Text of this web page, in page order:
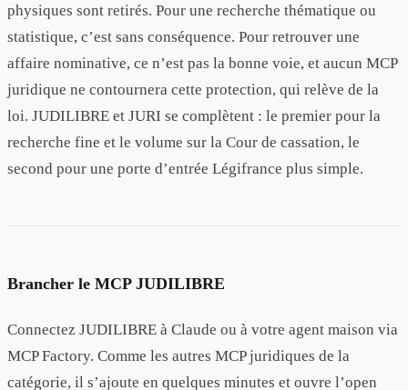
physiques sont retirés. Pour une recherche thématique ou
statistique, c’est sans conséquence. Pour retrouver une
affaire nominative, ce n’est pas la bonne voie, et aucun MCP
juridique ne contournera cette protection, qui relève de la
loi. JUDILIBRE et JURI se complètent : le premier pour la
recherche fine et le volume sur la Cour de cassation, le
second pour une porte d’entrée Légifrance plus simple.
Brancher le MCP JUDILIBRE
Connectez JUDILIBRE à Claude ou à votre agent maison via
MCP Factory. Comme les autres MCP juridiques de la
catégorie, il s’ajoute en quelques minutes et ouvre l’open